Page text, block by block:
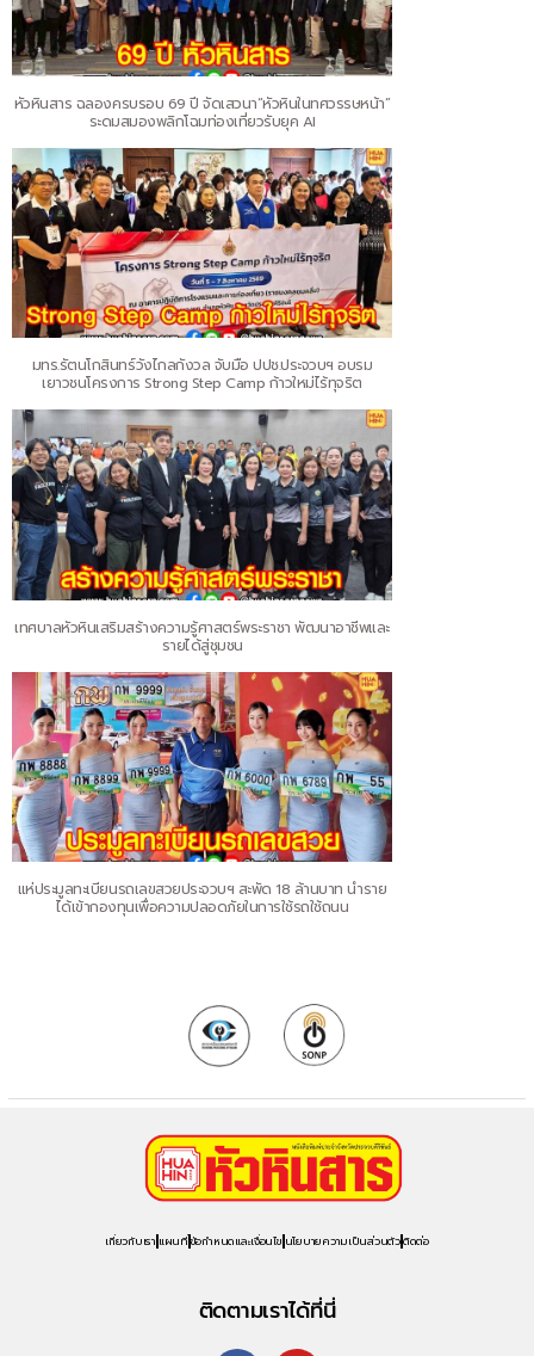
หัวหินสาร ฉลองครบรอบ 69 ปี จัดเสวนา“หัวหินในทศวรรษหน้า”
ระดมสมองพลิกโฉมท่องเที่ยวรับยุค AI
มทร.รัตนโกสินทร์วังไกลกังวล จับมือ ปปช.ประจวบฯ อบรม
เยาวชนโครงการ Strong Step Camp ก้าวใหม่ไร้ทุจริต
เทศบาลหัวหินเสริมสร้างความรู้ศาสตร์พระราชา พัฒนาอาชีพและ
รายได้สู่ชุมชน
แห่ประมูลทะเบียนรถเลขสวยประจวบฯ สะพัด 18 ล้านบาท นำราย
ได้เข้ากองทุนเพื่อความปลอดภัยในการใช้รถใช้ถนน
เกี่ยวกับเรา แผนที่ ข้อกำหนดและเงื่อนไข นโยบายความเป็นส่วนตัวติดต่อ
ติดตามเราได้ที่นี่